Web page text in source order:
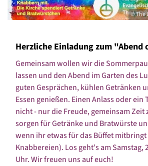
© The
Herzliche Einladung zum "Abend
Gemeinsam wollen wir die
lassen und den Abend im Garten des
guten Gesprächen, kühlen Getränken
Essen genießen. Einen Anlass oder ein
nicht - nur die Freude, gemeinsam Zeit
sorgen für Getränke und Bratwürste
wenn ihr etwas für das Büffet mitbringt
Knabbereien). Los geht's am Samstag,
Uhr. Wir freuen uns auf euch!